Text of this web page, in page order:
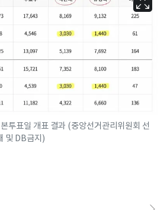
투표일 개표 결과 (중앙선거관리위원회 선
및 DB금지)